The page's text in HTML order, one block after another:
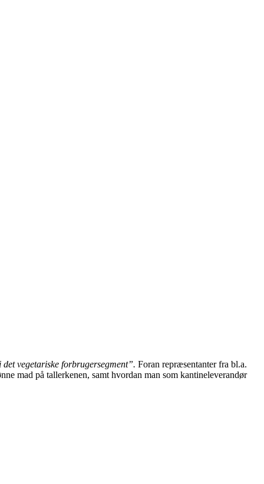
vegetariske forbrugersegment”. Foran repræsentanter fra bl.a.
mad på tallerkenen, samt hvordan man som kantineleverandør